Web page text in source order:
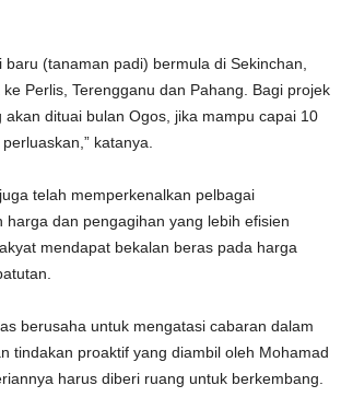
baru (tanaman padi) bermula di Sekinchan,
Perlis, Terengganu dan Pahang. Bagi projek
akan dituai bulan Ogos, jika mampu capai 10
katanya.
telah memperkenalkan pelbagai
harga dan pengagihan yang lebih efisien
mendapat bekalan beras pada harga
berusaha untuk mengatasi cabaran dalam
tindakan proaktif yang diambil oleh Mohamad
harus diberi ruang untuk berkembang.